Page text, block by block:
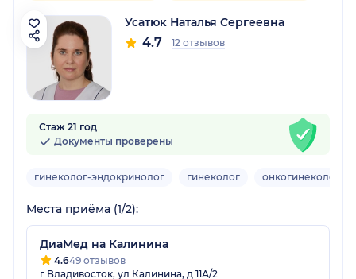
Усатюк Наталья Сергеевна
4.7 12 отзывов
Стаж 21 год
Документы проверены
гинеколог-эндокринолог гинеколог онкогинеколог
Места приёма (1/2):
ДиаМед на Калинина
4.649 отзывов
г Владивосток, ул Калинина, д 11А/2